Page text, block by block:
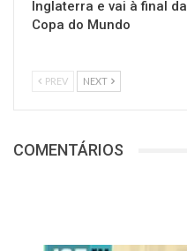
Inglaterra e vai à final da
Copa do Mundo
PREV NEXT
COMENTÁRIOS